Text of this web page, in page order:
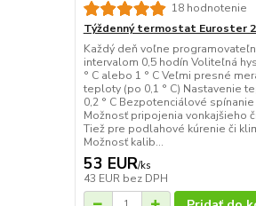
18 hodnotenie
Týždenný termostat Euroster
Každý deň voľne
intervalom 0,5 hodín Voliteľná
° C alebo 1 ° C Veľmi presné
teploty (po 0,1 ° C) Nastavenie
0,2 ° C Bezpotenciálové spínanie
Možnosť pripojenia vonkajšieho
Tiež pre podlahové kúrenie či
Možnosť kalib...
53 EUR/ks
43 EUR bez DPH